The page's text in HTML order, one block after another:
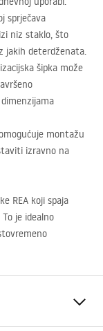
sprječava
niz staklo, što
jakih deterdženata.
šipka može
montažu
izravno na
REA koji spaja
je idealno